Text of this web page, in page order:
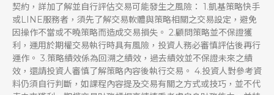
契約，詳加了解並自行評估交易可能發生之風險： 1.凱基策略快手
或LINE服務者，須先了解交易軟體與策略相關之交易設定，避免
因操作不當或不曉策略而造成交易損失。 2.顧問策略並不保證獲
利，運用於期權交易執行時具有風險，投資人務必審慎評估後再行
運作。 3.策略績效係為回溯之績效，過去績效並不保證未來之績
效，還請投資人審慎了解策略內容後執行交易。 4.投資人對參考資
料仍須自行判斷，如課程內容提及交易有關之方式或技巧，並不代